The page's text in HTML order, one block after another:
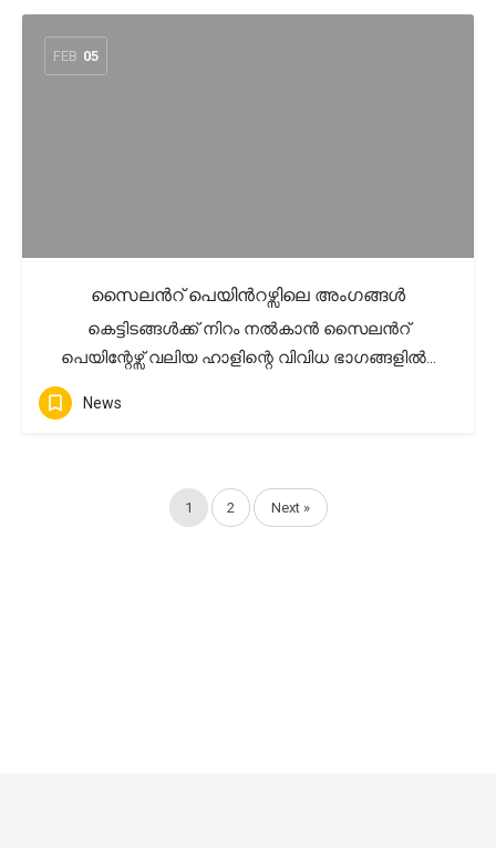
FEB 05
സൈലൻറ് പെയിൻറഴ്സിലെ അംഗങ്ങൾ
കെട്ടിടങ്ങൾക്ക് നിറം നൽകാൻ സൈലൻറ്
പെയിന്റേഴ്സ് വലിയ ഹാളിന്റെ വിവിധ ഭാഗങ്ങളിൽ…
News
1 2 Next »